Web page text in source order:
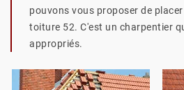
pouvons vous proposer de
toiture 52. C'est un charpentier
appropriés.